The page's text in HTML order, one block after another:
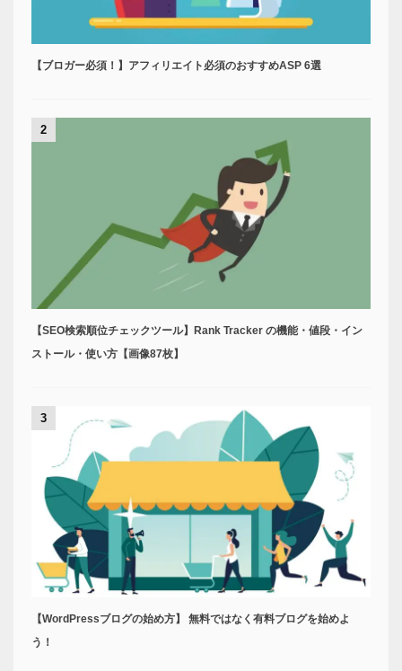
【ブロガー必須！】アフィリエイト必須のおすすめASP 6選
2
【SEO検索順位チェックツール】Rank Tracker の機能・値段・イン
ストール・使い方【画像87枚】
3
【WordPressブログの始め方】 無料ではなく有料ブログを始めよ
う！